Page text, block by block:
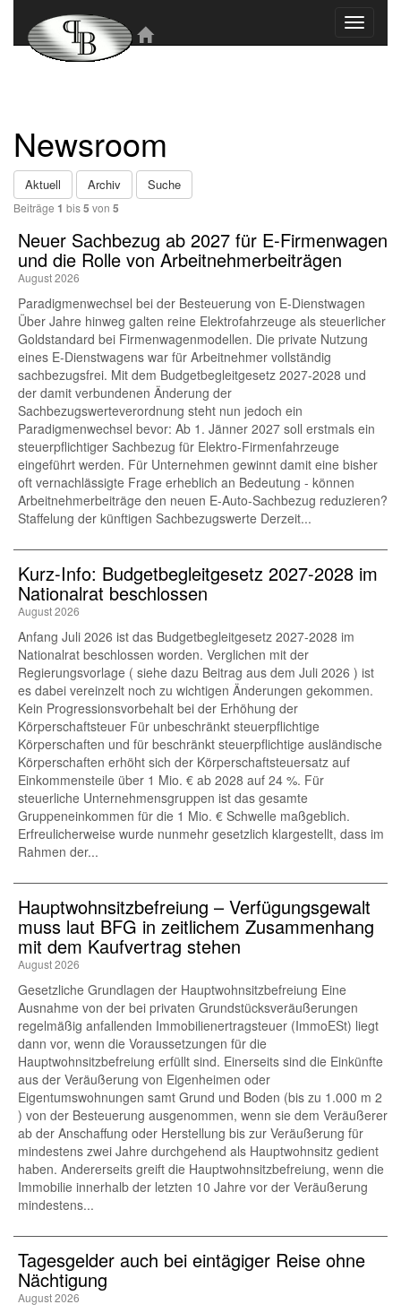
Toggle
Newsroom
Aktuell Archiv Suche
Beiträge 1 bis5 von 5
Neuer Sachbezug ab 2027 für E-Firmenwagen
und die Rolle von Arbeitnehmer​­beiträgen
August 2026
Paradigmenwechsel bei der Besteuerung von E-Dienstwagen
Über Jahre hinweg galten reine Elektrofahrzeuge als steuerlicher
Goldstandard bei Firmenwagenmodellen. Die private Nutzung
eines E-Dienstwagens war für Arbeitnehmer vollständig
sachbezugsfrei. Mit dem Budgetbegleitgesetz 2027-2028 und
der damit verbundenen Änderung der
Sachbezugswerteverordnung steht nun jedoch ein
Paradigmenwechsel bevor: Ab 1. Jänner 2027 soll erstmals ein
steuerpflichtiger Sachbezug für Elektro-Firmenfahrzeuge
eingeführt werden. Für Unternehmen gewinnt damit eine bisher
oft vernachlässigte Frage erheblich an Bedeutung - können
Arbeitnehmerbeiträge den neuen E-Auto-Sachbezug reduzieren?
Staffelung der künftigen Sachbezugswerte Derzeit...
Kurz-Info: Budgetbegleitgesetz 2027-2028 im
Nationalrat beschlossen
August 2026
Anfang Juli 2026 ist das Budgetbegleitgesetz 2027-2028 im
Nationalrat beschlossen worden. Verglichen mit der
Regierungsvorlage ( siehe dazu Beitrag aus dem Juli 2026 ) ist
es dabei vereinzelt noch zu wichtigen Änderungen gekommen.
Kein Progressionsvorbehalt bei der Erhöhung der
Körperschaftsteuer Für unbeschränkt steuerpflichtige
Körperschaften und für beschränkt steuerpflichtige ausländische
Körperschaften erhöht sich der Körperschaftsteuersatz auf
Einkommensteile über 1 Mio. € ab 2028 auf 24 %. Für
steuerliche Unternehmensgruppen ist das gesamte
Gruppeneinkommen für die 1 Mio. € Schwelle maßgeblich.
Erfreulicherweise wurde nunmehr gesetzlich klargestellt, dass im
Rahmen der...
Hauptwohnsitz​­befreiung – Verfügungsgewalt
muss laut BFG in zeitlichem Zusammenhang
mit dem Kaufvertrag stehen
August 2026
Gesetzliche Grundlagen der Hauptwohnsitzbefreiung Eine
Ausnahme von der bei privaten Grundstücksveräußerungen
regelmäßig anfallenden Immobilienertragsteuer (ImmoESt) liegt
dann vor, wenn die Voraussetzungen für die
Hauptwohnsitzbefreiung erfüllt sind. Einerseits sind die Einkünfte
aus der Veräußerung von Eigenheimen oder
Eigentumswohnungen samt Grund und Boden (bis zu 1.000 m 2
) von der Besteuerung ausgenommen, wenn sie dem Veräußerer
ab der Anschaffung oder Herstellung bis zur Veräußerung für
mindestens zwei Jahre durchgehend als Hauptwohnsitz gedient
haben. Andererseits greift die Hauptwohnsitzbefreiung, wenn die
Immobilie innerhalb der letzten 10 Jahre vor der Veräußerung
mindestens...
Tagesgelder auch bei eintägiger Reise ohne
Nächtigung
August 2026